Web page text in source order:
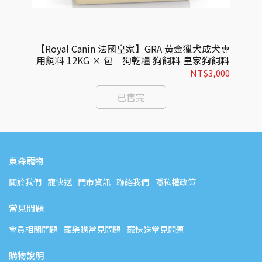
【Royal Canin 法國皇家】GRA 黃金獵犬成犬專
用飼料 12KG × 包｜狗乾糧 狗飼料 皇家狗飼料
NT$3,000
已售完
東森寵物
關於我們 寵快送 門市資訊 聯絡我們 隱私權政策
常見問題
會員相關問題 寵樂購常見問題 寵快送常見問題
購物說明